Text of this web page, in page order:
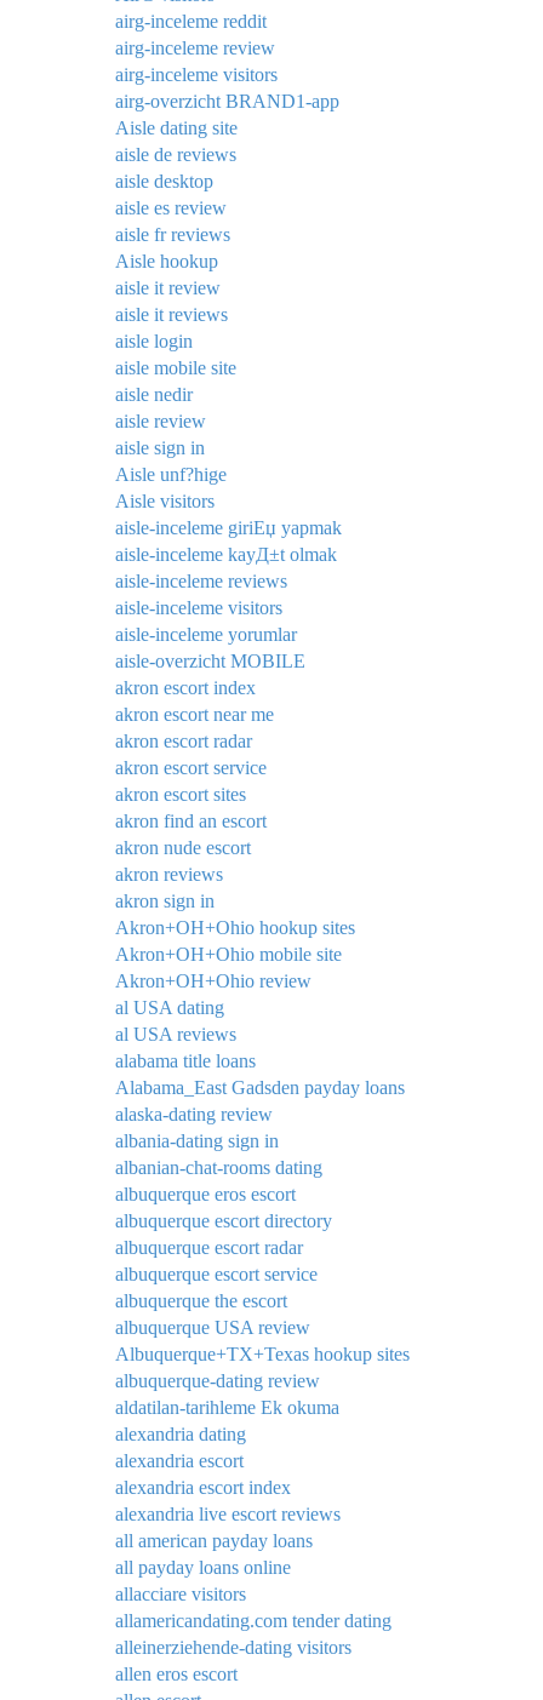
airg-inceleme reddit
airg-inceleme review
airg-inceleme visitors
airg-overzicht BRAND1-app
Aisle dating site
aisle de reviews
aisle desktop
aisle es review
aisle fr reviews
Aisle hookup
aisle it review
aisle it reviews
aisle login
aisle mobile site
aisle nedir
aisle review
aisle sign in
Aisle unf?hige
Aisle visitors
aisle-inceleme giriЕџ yapmak
aisle-inceleme kayД±t olmak
aisle-inceleme reviews
aisle-inceleme visitors
aisle-inceleme yorumlar
aisle-overzicht MOBILE
akron escort index
akron escort near me
akron escort radar
akron escort service
akron escort sites
akron find an escort
akron nude escort
akron reviews
akron sign in
Akron+OH+Ohio hookup sites
Akron+OH+Ohio mobile site
Akron+OH+Ohio review
al USA dating
al USA reviews
alabama title loans
Alabama_East Gadsden payday loans
alaska-dating review
albania-dating sign in
albanian-chat-rooms dating
albuquerque eros escort
albuquerque escort directory
albuquerque escort radar
albuquerque escort service
albuquerque the escort
albuquerque USA review
Albuquerque+TX+Texas hookup sites
albuquerque-dating review
aldatilan-tarihleme Ek okuma
alexandria dating
alexandria escort
alexandria escort index
alexandria live escort reviews
all american payday loans
all payday loans online
allacciare visitors
allamericandating.com tender dating
alleinerziehende-dating visitors
allen eros escort